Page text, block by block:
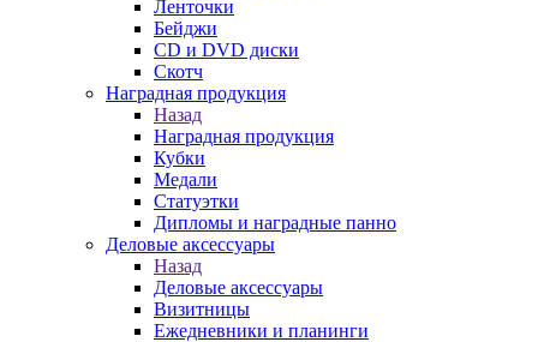
Ленточки
Бейджи
CD и DVD диски
Скотч
Наградная продукция
Назад
Наградная продукция
Кубки
Медали
Статуэтки
Дипломы и наградные панно
Деловые аксессуары
Назад
Деловые аксессуары
Визитницы
Ежедневники и планинги